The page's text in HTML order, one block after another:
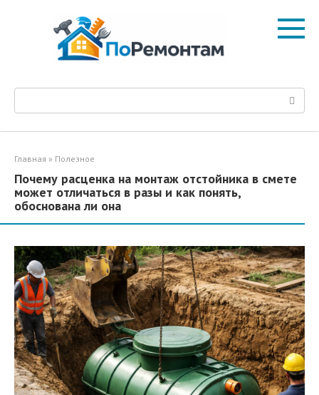
Поиск:
Главная » Полезное
Почему расценка на монтаж отстойника в смете
может отличаться в разы и как понять,
обоснована ли она